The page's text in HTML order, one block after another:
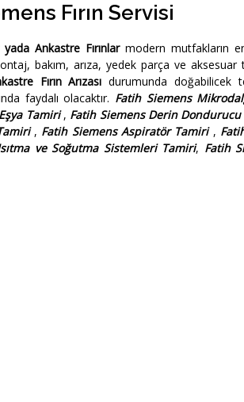
Fırın Servisi
yada Ankastre Fırınlarmodern mutfakların en
bakım, arıza, yedek parça ve
Fırın Arızası durumunda doğabilicek
faydalı olacaktır. Fatih Siemens
Tamiri, Fatih Siemens Derin
, Fatih Siemens Aspiratör Tamiri ,
ve Soğutma Sistemleri Tamiri, Fatih